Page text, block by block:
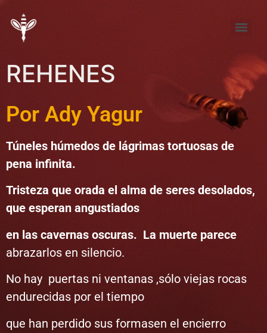
REHENES
Por Ady Yagur
Túneles húmedos de lágrimas tortuosas de
pena infinita.
Tristeza que orada el alma de seres desolados,
que esperan angustiados
en las cavernas oscuras. La muerte parece
abrazarlos en silencio.
No hay puertas ni ventanas ,sólo viejas rocas
endurecidas por el tiempo
que han perdido sus formasen el encierro